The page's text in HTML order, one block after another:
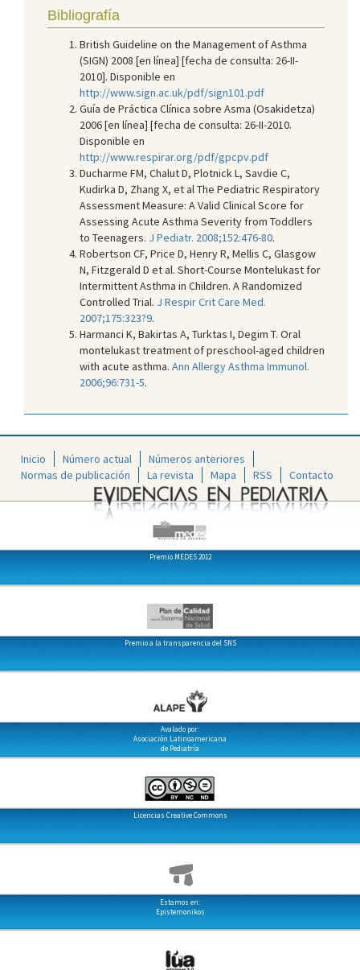
Bibliografía
British Guideline on the Management of Asthma
(SIGN) 2008 [en línea] [fecha de consulta: 26-II-
2010]. Disponible en
http://www.sign.ac.uk/pdf/sign101.pdf
Guía de Práctica Clínica sobre Asma (Osakidetza)
2006 [en línea] [fecha de consulta: 26-II-2010.
Disponible en
http://www.respirar.org/pdf/gpcpv.pdf
Ducharme FM, Chalut D, Plotnick L, Savdie C,
Kudirka D, Zhang X, et al The Pediatric Respiratory
Assessment Measure: A Valid Clinical Score for
Assessing Acute Asthma Severity from Toddlers
to Teenagers. J Pediatr. 2008;152:476-80.
Robertson CF, Price D, Henry R, Mellis C, Glasgow
N, Fitzgerald D et al. Short-Course Montelukast for
Intermittent Asthma in Children. A Randomized
Controlled Trial. J Respir Crit Care Med.
2007;175:323?9.
Harmanci K, Bakirtas A, Turktas I, Degim T. Oral
montelukast treatment of preschool-aged children
with acute asthma. Ann Allergy Asthma Immunol.
2006;96:731-5.
Inicio Número actual
Números anteriores
Normas de publicación
La revista Mapa RSS Contacto
Premio MEDES 2012
Premio a la transparencia del SNS
Avalado por:
Asociación Latinoamericana
de Pediatría
Licencias Creative Commons
Estamos en:
Epistemonikos